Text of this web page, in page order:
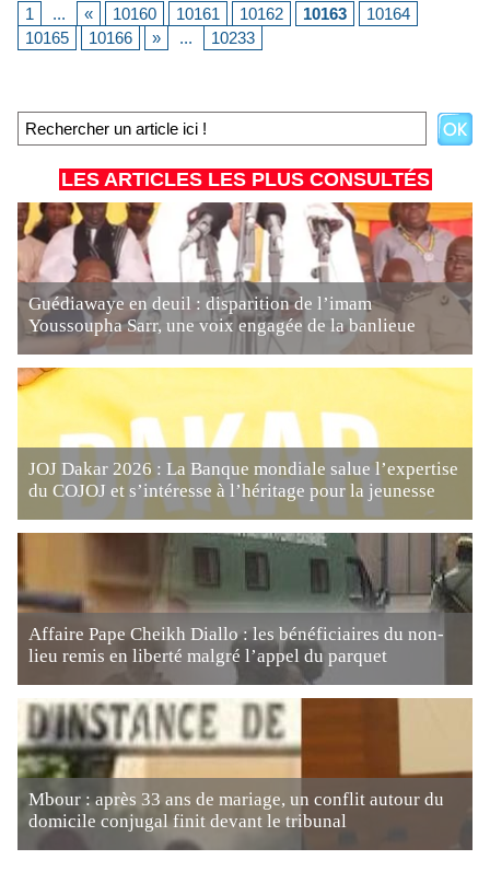
1 ... « 10160 10161 10162 10163
10164
10165
10166 » ... 10233
LES ARTICLES LES PLUS CONSULTÉS
Guédiawaye en deuil : disparition de l’imam
Youssoupha Sarr, une voix engagée de la banlieue
JOJ Dakar 2026 : La Banque mondiale salue l’expertise
du COJOJ et s’intéresse à l’héritage pour la jeunesse
Affaire Pape Cheikh Diallo : les bénéficiaires du non-
lieu remis en liberté malgré l’appel du parquet
Mbour : après 33 ans de mariage, un conflit autour du
domicile conjugal finit devant le tribunal